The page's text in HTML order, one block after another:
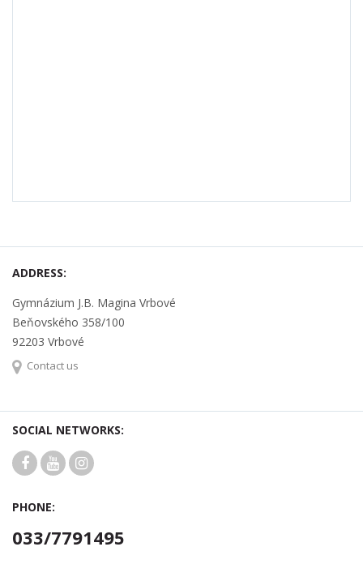
ADDRESS:
Gymnázium J.B. Magina Vrbové
Beňovského 358/100
92203 Vrbové
Contact us
SOCIAL NETWORKS:
PHONE:
033/7791495